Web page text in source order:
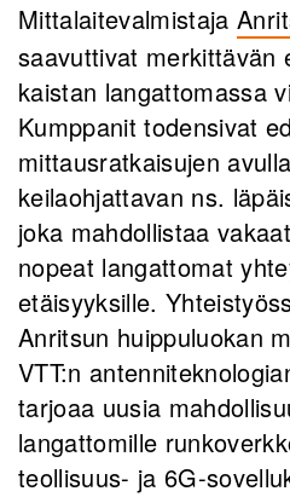
Mittalaitevalmistaja
saavuttivat merkittävän
kaistan langattomassa
Kumppanit todensivat
mittausratkaisujen
keilaohjattavan ns.
joka mahdollistaa
nopeat langattomat
etäisyyksille.
Anritsun huippuluokan
VTT:n
tarjoaa uusia
langattomille
teollisuus- ja 6G-